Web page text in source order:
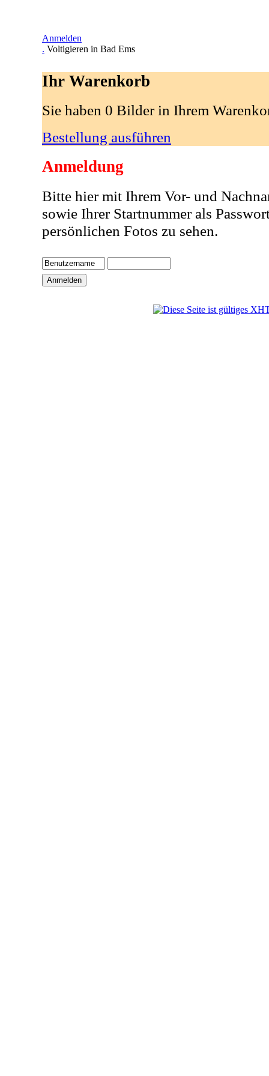
Anmelden
. Voltigieren in Bad Ems
Ihr Warenkorb
Sie haben 0 Bilder in Ihrem
Bestellung ausführen
Anmeldung
Bitte hier mit Ihrem Vor- und
sowie Ihrer Startnummer als
persönlichen Fotos zu sehen.